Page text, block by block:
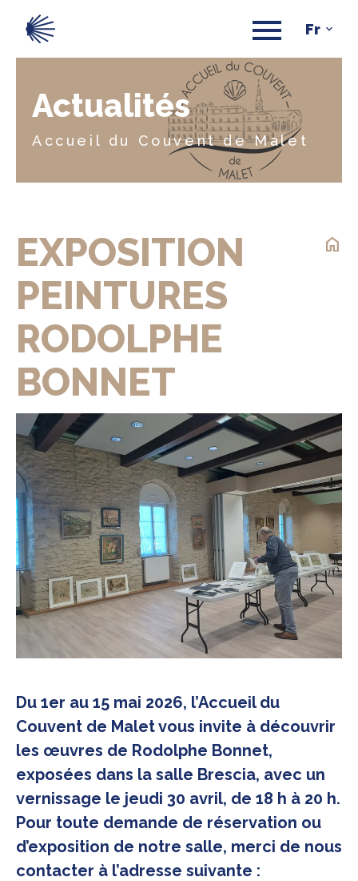
Actualités
Accueil du Couvent de Malet
home
EXPOSITION
PEINTURES
RODOLPHE
BONNET
Du 1er au 15 mai 2026, l’Accueil du
Couvent de Malet vous invite à découvrir
les œuvres de Rodolphe Bonnet,
exposées dans la salle Brescia, avec un
vernissage le jeudi 30 avril, de 18 h à 20 h.
Pour toute demande de réservation ou
d’exposition de notre salle, merci de nous
contacter à l’adresse suivante :